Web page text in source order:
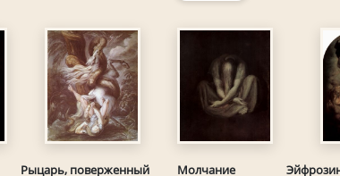
Рыцарь, поверженный
Молчание